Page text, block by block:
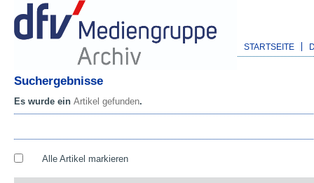
STARTSEITE
Suchergebnisse
Es wurde ein Artikel gefunden.
Alle Artikel markieren